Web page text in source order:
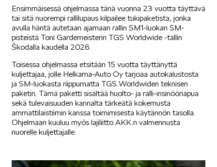
Ensimmäisessä ohjelmassa tänä vuonna 23 vuotta täyttävä
tai sitä nuorempi rallilupaus kilpailee tukipaketista, jonka
avulla häntä autetaan ajamaan rallin SM1-luokan SM-
pisteistä Toni Gardemeisterin TGS Worldwide -tallin
Škodalla kaudella 2026.
Toisessa ohjelmassa etsitään 15 vuotta täyttänyttä
kuljettajaa, jolle Helkama-Auto Oy tarjoaa autokalustosta
ja SM-luokasta riippumatta TGS Worldwiden teknisen
paketin. Tämä paketti sisältää huolto- ja ralli-insinööriapua
sekä tulevaisuuden kannalta tärkeätä kokemusta
ammattilaistiimin kanssa toimimisesta käytännön tasolla.
Ohjelmaan kuuluu myös lajiliitto AKK:n valmennusta
nuorelle kuljettajalle.